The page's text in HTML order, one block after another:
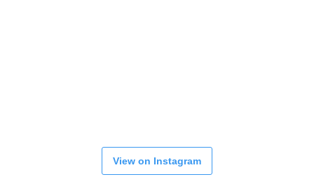
View on Instagram